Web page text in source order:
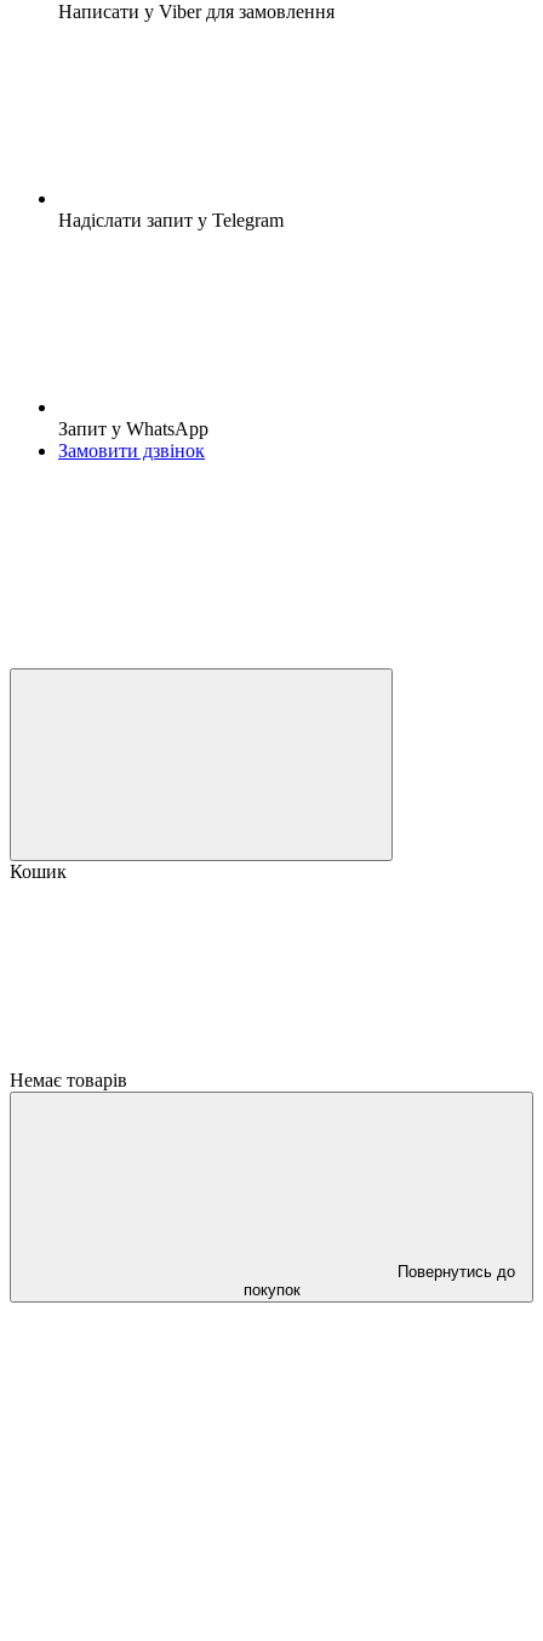
Написати у Viber для замовлення
Надіслати запит у Telegram
Запит у WhatsApp
Замовити дзвінок
Кошик
Немає товарів
Повернутись до
покупок